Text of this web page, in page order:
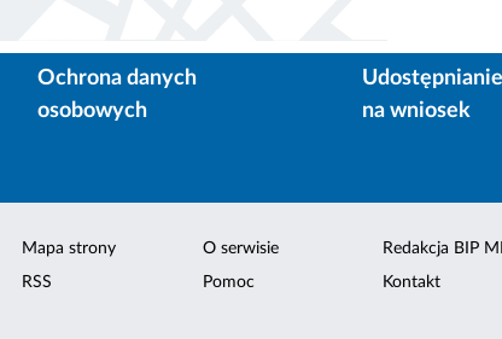
Ochrona danych
osobowych
na wniosek
Mapa strony
RSS
O serwisie
Pomoc
Redakcja BIP
Kontakt